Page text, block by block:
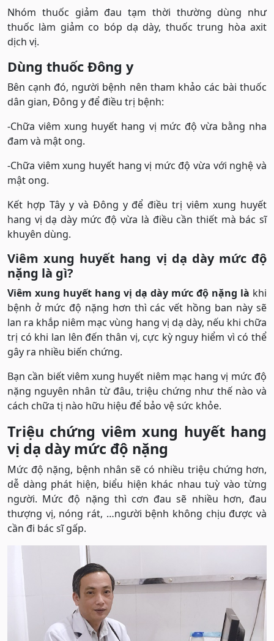
Nhóm thuốc giảm đau tạm thời thường dùng như
thuốc làm giảm co bóp dạ dày, thuốc trung hòa axit
dịch vị.
Dùng thuốc Đông y
Bên cạnh đó, người bệnh nên tham khảo các bài thuốc
dân gian, Đông y để điều trị bệnh:
-Chữa viêm xung huyết hang vị mức độ vừa bằng nha
đam và mật ong.
-Chữa viêm xung huyết hang vị mức độ vừa với nghệ và
mật ong.
Kết hợp Tây y và Đông y để điều trị viêm xung huyết
hang vị dạ dày mức độ vừa là điều cần thiết mà bác sĩ
khuyên dùng.
Viêm xung huyết hang vị dạ dày mức độ
nặng là gì?
Viêm xung huyết hang vị dạ dày mức độ nặng là khi
bệnh ở mức độ nặng hơn thì các vết hồng ban này sẽ
lan ra khắp niêm mạc vùng hang vị dạ dày, nếu khi chữa
trị có khi lan lên đến thân vị, cực kỳ nguy hiểm vì có thể
gây ra nhiều biến chứng.
Bạn cần biết viêm xung huyết niêm mạc hang vị mức độ
nặng nguyên nhân từ đâu, triệu chứng như thế nào và
cách chữa tị nào hữu hiệu để bảo vệ sức khỏe.
Triệu chứng viêm xung huyết hang
vị dạ dày mức độ nặng
Mức độ nặng, bệnh nhân sẽ có nhiều triệu chứng hơn,
dễ dàng phát hiện, biểu hiện khác nhau tuỳ vào từng
người. Mức độ nặng thì cơn đau sẽ nhiều hơn, đau
thượng vị, nóng rát, …người bệnh không chịu được và
cần đi bác sĩ gấp.